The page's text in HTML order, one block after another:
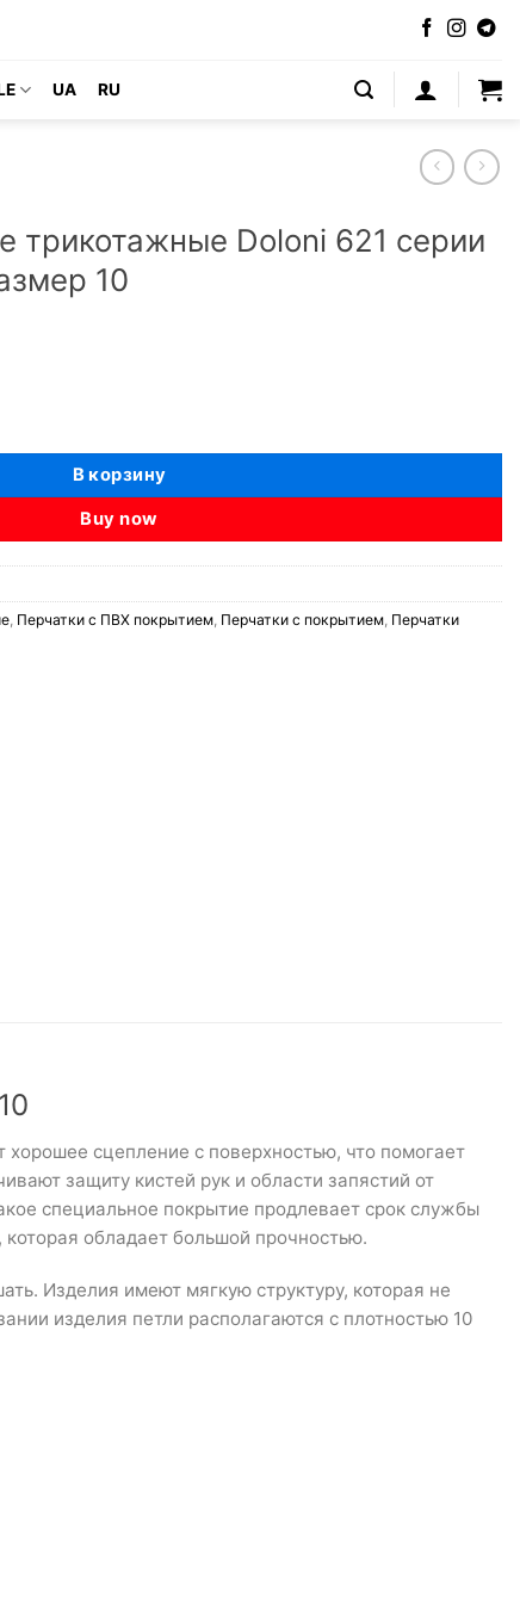
UA RU
трикотажные Doloni 621 серии
10
В корзину
Buy now
Перчатки с ПВХ покрытием Перчатки с покрытием Перчатки
сцепление с поверхностью, что помогает
защиту кистей рук и области запястий от
специальное покрытие продлевает срок службы
обладает большой прочностью.
Изделия имеют мягкую структуру, которая не
изделия петли располагаются с плотностью 10